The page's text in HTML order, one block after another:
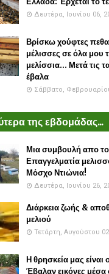
Δευτέρα, Ιουνίου 06,
Βρίσκω χούφτες
μέλισσες σε όλα μου
μελίσσια... Μετά τις
έβαλα
Σάββατο,
της εβδομάδας...
Μια συμβουλή απο
Επαγγελματία
Μόσχο Ντιώνια!
Δευτέρα, Ιουνίου 26,
Διάρκεια ζωής &
μελιού
Τετάρτη, Αυγούστου
Η θρησκεία μας είναι
Έβαλαν εικόνες μέσα